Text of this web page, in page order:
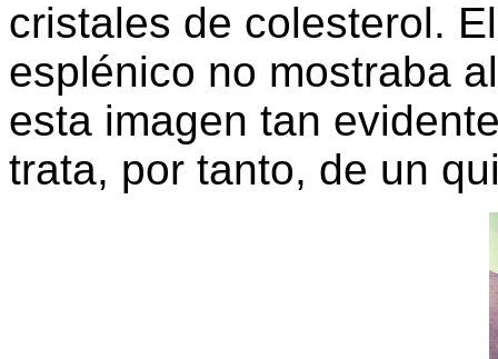
cristales de colesterol.
esplénico no mostraba
esta imagen tan
trata, por tanto, de un